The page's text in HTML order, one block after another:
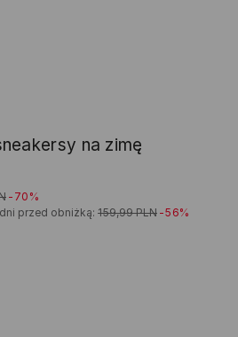
na zimę
-70%
przed obniżką: 159,99 PLN -56%